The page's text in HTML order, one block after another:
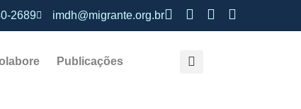
2689 imdh@migrante.org.br
Publicações